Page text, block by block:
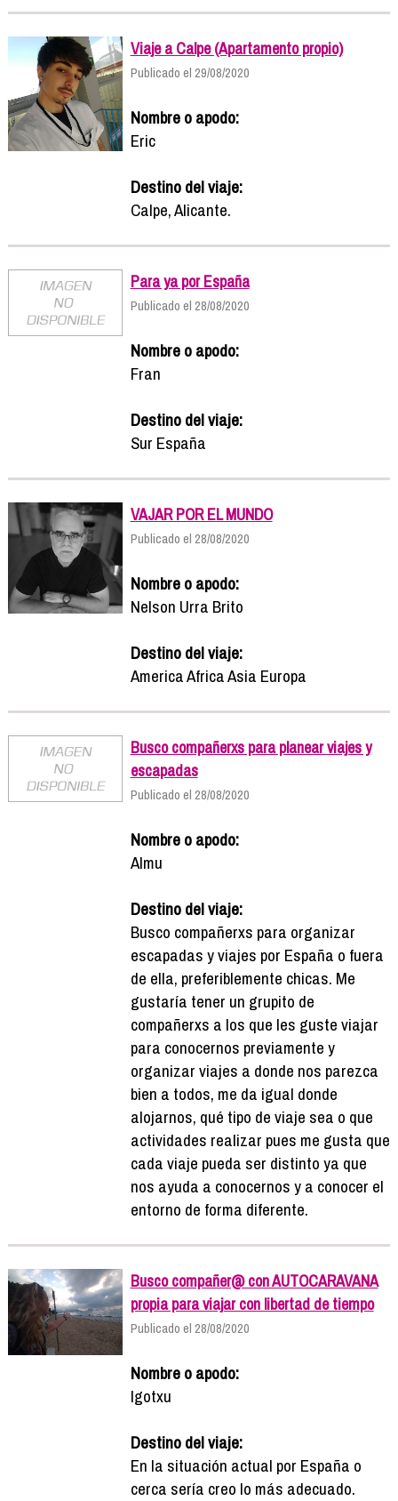
Viaje a Calpe (Apartamento propio)
Publicado el 29/08/2020
Nombre o apodo:
Eric
Destino del viaje:
Calpe, Alicante.
Para ya por España
Publicado el 28/08/2020
Nombre o apodo:
Fran
Destino del viaje:
Sur España
VAJAR POR EL MUNDO
Publicado el 28/08/2020
Nombre o apodo:
Nelson Urra Brito
Destino del viaje:
America Africa Asia Europa
Busco compañerxs para planear viajes y
escapadas
Publicado el 28/08/2020
Nombre o apodo:
Almu
Destino del viaje:
Busco compañerxs para organizar
escapadas y viajes por España o fuera
de ella, preferiblemente chicas. Me
gustaría tener un grupito de
compañerxs a los que les guste viajar
para conocernos previamente y
organizar viajes a donde nos parezca
bien a todos, me da igual donde
alojarnos, qué tipo de viaje sea o que
actividades realizar pues me gusta que
cada viaje pueda ser distinto ya que
nos ayuda a conocernos y a conocer el
entorno de forma diferente.
Busco compañer@ con AUTOCARAVANA
propia para viajar con libertad de tiempo
Publicado el 28/08/2020
Nombre o apodo:
Igotxu
Destino del viaje:
En la situación actual por España o
cerca sería creo lo más adecuado.